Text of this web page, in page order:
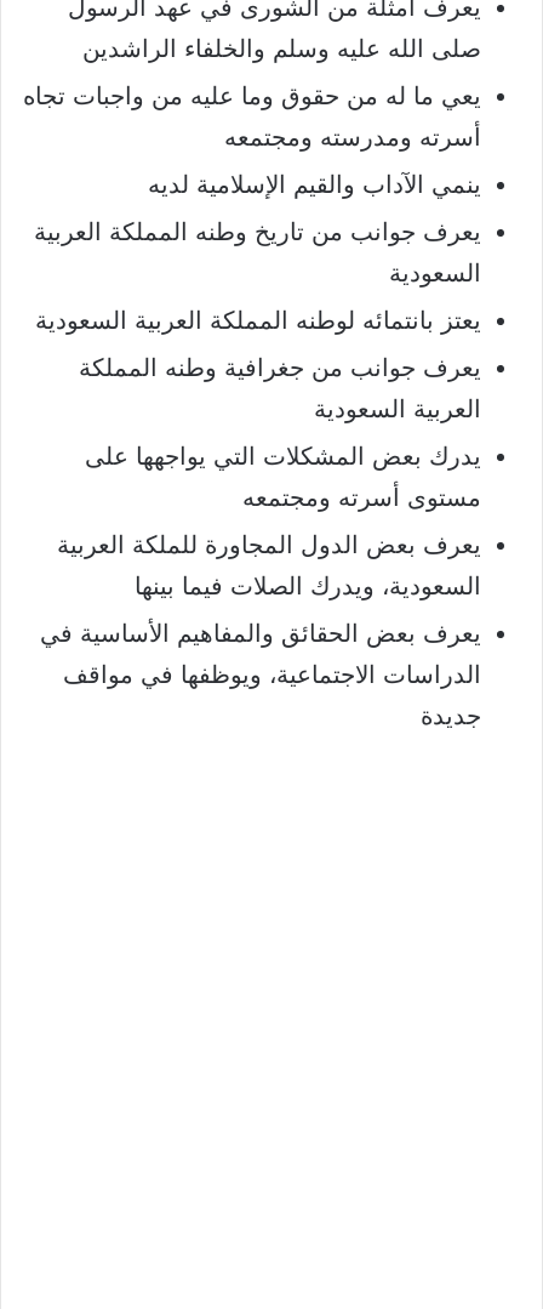
يعرف أمثلة من الشورى في عهد الرسول
صلى الله عليه وسلم والخلفاء الراشدين
يعي ما له من حقوق وما عليه من واجبات تجاه
أسرته ومدرسته ومجتمعه
ينمي الآداب والقيم الإسلامية لديه
يعرف جوانب من تاريخ وطنه المملكة العربية
السعودية
يعتز بانتمائه لوطنه المملكة العربية السعودية
يعرف جوانب من جغرافية وطنه المملكة
العربية السعودية
يدرك بعض المشكلات التي يواجهها على
مستوى أسرته ومجتمعه
يعرف بعض الدول المجاورة للملكة العربية
السعودية، ويدرك الصلات فيما بينها
يعرف بعض الحقائق والمفاهيم الأساسية في
الدراسات الاجتماعية، ويوظفها في مواقف
جديدة